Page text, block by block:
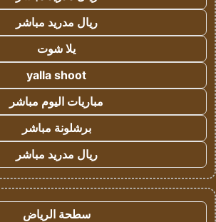
ريال مدريد مباشر
يلا شوت
yalla shoot
مباريات اليوم مباشر
برشلونة مباشر
ريال مدريد مباشر
سطحة الرياض